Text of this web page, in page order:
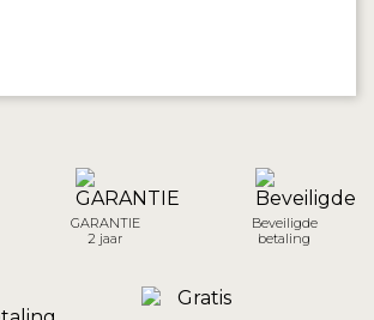
GARANTIE
2 jaar
Beveiligde
betaling